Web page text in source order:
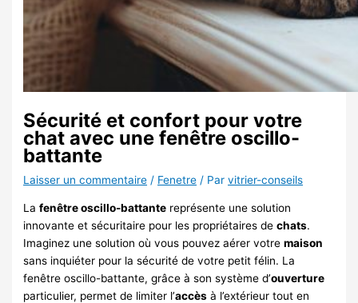
Sécurité et confort pour votre
chat avec une fenêtre oscillo-
battante
Laisser un commentaire / Fenetre / Parvitrier-conseils
Lafenêtre oscillo-battante représente une solution
innovante et sécuritaire pour les propriétaires dechats.
Imaginez une solution où vous pouvez aérer votremaison
sans inquiéter pour la sécurité de votre petit félin. La
fenêtre oscillo-battante, grâce à son système d’ouverture
particulier, permet de limiter l’accès à l’extérieur tout en